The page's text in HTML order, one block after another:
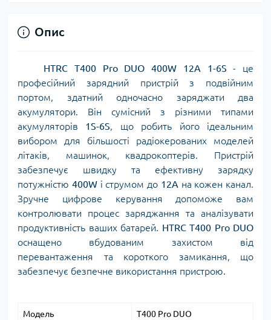
Опис
HTRC T400 Pro DUO 400W 12A 1-6S - це
професійний зарядний пристрій з подвійним
портом, здатний одночасно заряджати два
акумулятори. Він сумісний з різними типами
акумуляторів 1S-6S, що робить його ідеальним
вибором для більшості радіокерованих моделей
літаків, машинок, квадрокоптерів. Пристрій
забезпечує швидку та ефективну зарядку
потужністю 400Wі струмом до 12A на кожен канал.
Зручне цифрове керування допоможе вам
контролювати процес заряджання та аналізувати
продуктивність ваших батарей. HTRC T400 Pro DUO
оснащено вбудованим захистом від
перевантаження та короткого замикання, що
забезпечує безпечне використання пристрою.
Модель T400 Pro DUO